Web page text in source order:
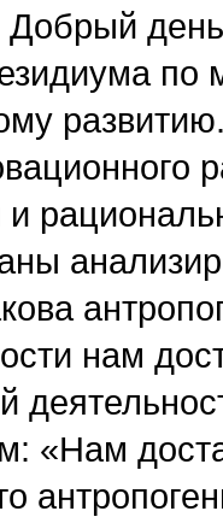
Добрый
по
и
нам
«Нам